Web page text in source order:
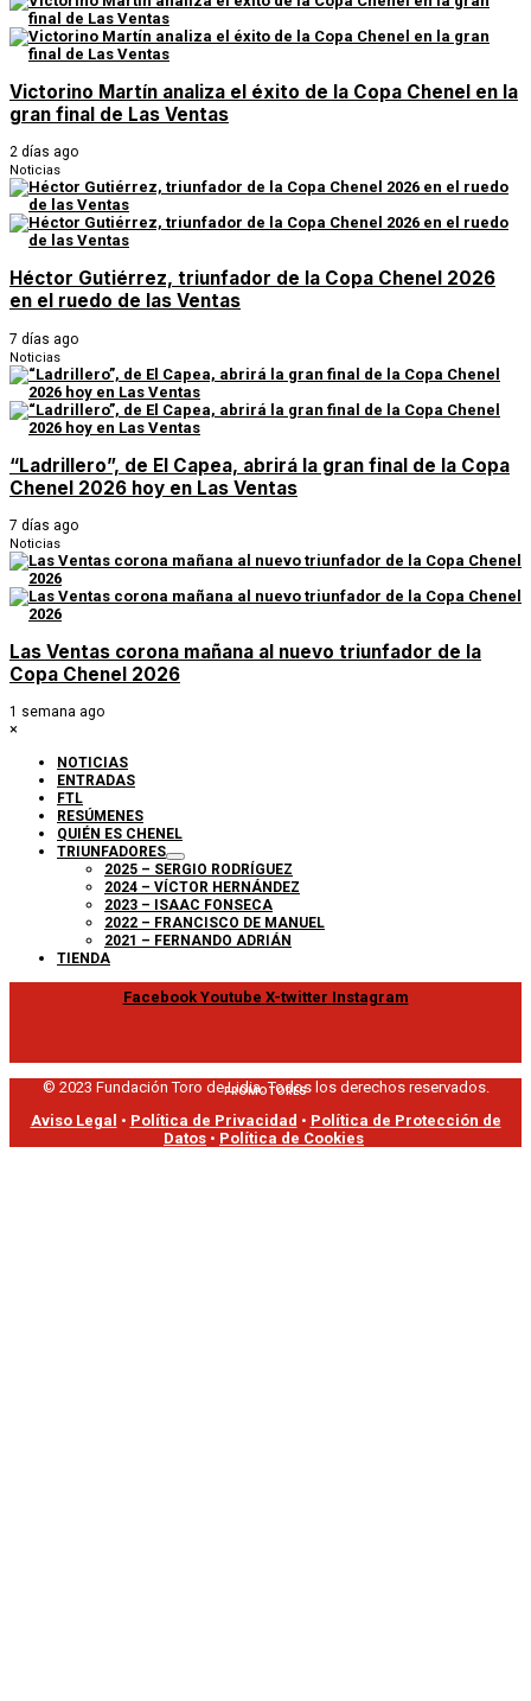
Victorino Martín analiza el éxito de la Copa Chenel en la
gran final de Las Ventas
2 días ago
Noticias
Héctor Gutiérrez, triunfador de la Copa Chenel 2026
en el ruedo de las Ventas
7 días ago
Noticias
“Ladrillero”, de El Capea, abrirá la gran final de la Copa
Chenel 2026 hoy en Las Ventas
7 días ago
Noticias
Las Ventas corona mañana al nuevo triunfador de la
Copa Chenel 2026
1 semana ago
×
NOTICIAS
ENTRADAS
FTL
RESÚMENES
QUIÉN ES CHENEL
TRIUNFADORES
2025 – SERGIO RODRÍGUEZ
2024 – VÍCTOR HERNÁNDEZ
2023 – ISAAC FONSECA
2022 – FRANCISCO DE MANUEL
2021 – FERNANDO ADRIÁN
TIENDA
Facebook Youtube X-twitter Instagram
PROMOTORES
© 2023 Fundación Toro de Lidia. Todos los derechos reservados.
Aviso Legal • Política de Privacidad • Política de Protección de
Datos • Política de Cookies